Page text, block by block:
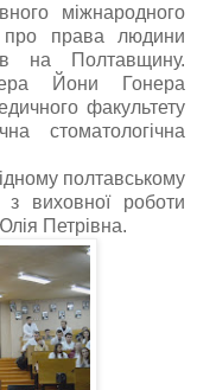
міжнародного
про права людини
на Полтавщину.
Йони Гонера
факультету
стоматологічна
полтавському
з виховної роботи
Петрівна.